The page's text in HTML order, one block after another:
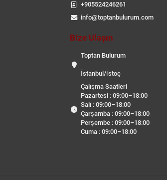
+905524246261
info@toptanbulurum.com
Bize Ulaşın
Toptan Bulurum
İstanbul/İstoç
Çalışma Saatleri
Pazartesi : 09:00–18:00
Salı : 09:00–18:00
Çarşamba : 09:00–18:00
Perşembe : 09:00–18:00
Cuma : 09:00–18:00